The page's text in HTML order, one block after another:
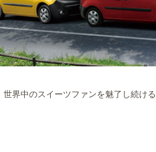
界中のスイーツファンを魅了し続け